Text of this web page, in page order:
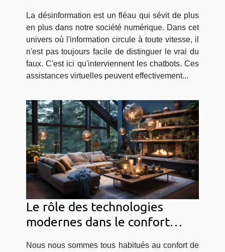
La désinformation est un fléau qui sévit de plus
en plus dans notre société numérique. Dans cet
univers où l'information circule à toute vitesse, il
n'est pas toujours facile de distinguer le vrai du
faux. C'est ici qu'interviennent les chatbots. Ces
assistances virtuelles peuvent effectivement...
Le rôle des technologies
modernes dans le confort
Nous nous sommes tous habitués au confort de